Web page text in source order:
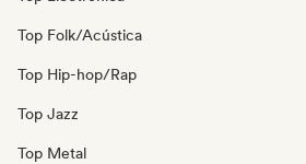
Top Folk/Acústica
Top Hip-hop/Rap
Top Jazz
Top Metal